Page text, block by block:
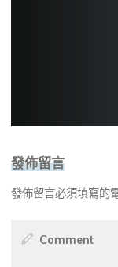
發佈留言
發佈留言必須填寫的